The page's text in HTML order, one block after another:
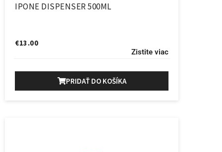
IPONE DISPENSER 500ML
€13.00
Zistite viac
PRIDAŤ DO KOŠÍKA